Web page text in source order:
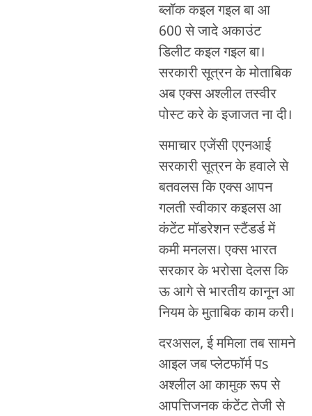
ब्लॉक कइल गइल बा आ
600 से जादे अकाउंट
डिलीट कइल गइल बा।
सरकारी सूत्रन के मोताबिक
अब एक्स अश्लील तस्वीर
पोस्ट करे के इजाजत ना दी।
समाचार एजेंसी एएनआई
सरकारी सूत्रन के हवाले से
बतवलस कि एक्स आपन
गलती स्वीकार कइलस आ
कंटेंट मॉडरेशन स्टैंडर्ड में
कमी मनलस। एक्स भारत
सरकार के भरोसा देलस कि
ऊ आगे से भारतीय कानून आ
नियम के मुताबिक काम करी।
दरअसल, ई ममिला तब सामने
आइल जब प्लेटफॉर्म पs
अश्लील आ कामुक रूप से
आपत्तिजनक कंटेंट तेजी से